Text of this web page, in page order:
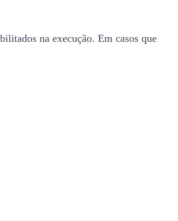
na execução. Em casos que